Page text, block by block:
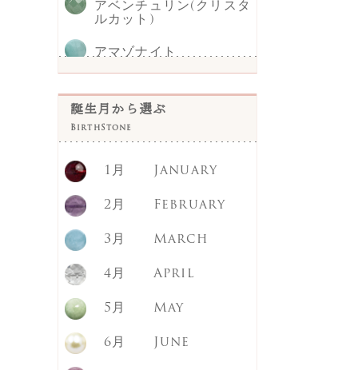
アベンチュリン(クリスタ
ルカット)
アマゾナイト
イエロークォーツァイト
オレンジムーンストーン
オーロラオーラ
オーロラオーラ(クリスタ
誕生月から選ぶ
BirthStone
1月 January
2月 February
3月 March
4月 April
5月 May
6月 June